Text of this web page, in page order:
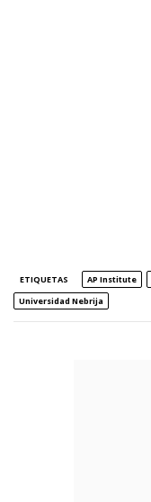
ETIQUETAS AP Institute
Universidad Nebrija